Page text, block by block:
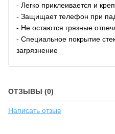
- Легко приклеивается и
- Защищает телефон при
- Не остаются грязные
- Специальное покрытие
загрязнение
ОТЗЫВЫ (0)
Написать отзыв